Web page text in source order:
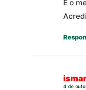
É o
4 de